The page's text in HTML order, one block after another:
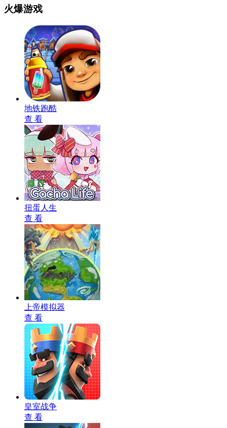
火爆游戏
地铁跑酷
查 看
扭蛋人生
查 看
上帝模拟器
查 看
皇室战争
查 看